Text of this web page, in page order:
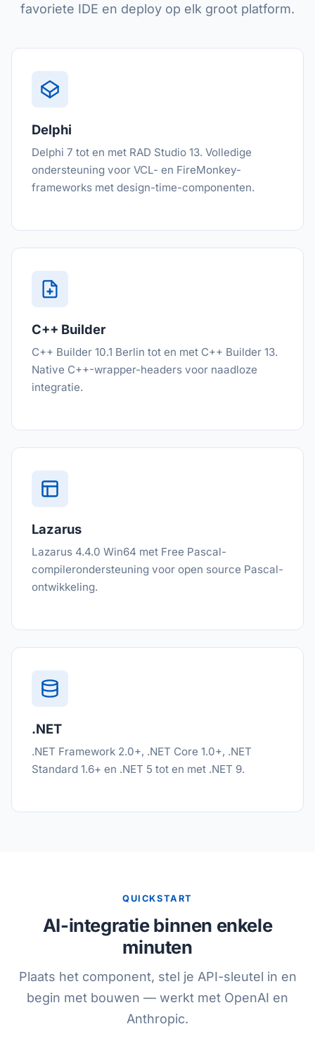
favoriete IDE en deploy op elk groot platform.
Delphi
Delphi 7 tot en met RAD Studio 13. Volledige
ondersteuning voor VCL- en FireMonkey-
frameworks met design-time-componenten.
C++ Builder
C++ Builder 10.1 Berlin tot en met C++ Builder 13.
Native C++-wrapper-headers voor naadloze
integratie.
Lazarus
Lazarus 4.4.0 Win64 met Free Pascal-
compilerondersteuning voor open source Pascal-
ontwikkeling.
.NET
.NET Framework 2.0+, .NET Core 1.0+, .NET
Standard 1.6+ en .NET 5 tot en met .NET 9.
QUICKSTART
AI-integratie binnen enkele
minuten
Plaats het component, stel je API-sleutel in en
begin met bouwen — werkt met OpenAI en
Anthropic.